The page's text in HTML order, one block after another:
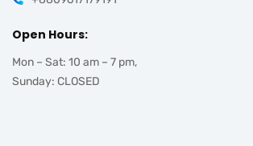
Open Hours:
Mon – Sat: 10 am – 7 pm,
Sunday: CLOSED